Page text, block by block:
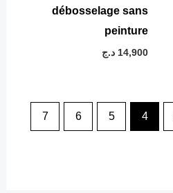
débosselage sans
peinture
14,900 د.ج
4
5
6
7